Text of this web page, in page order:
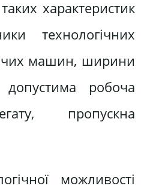
характеристик
технологічних
машин, ширини
допустима робоча
пропускна
можливості